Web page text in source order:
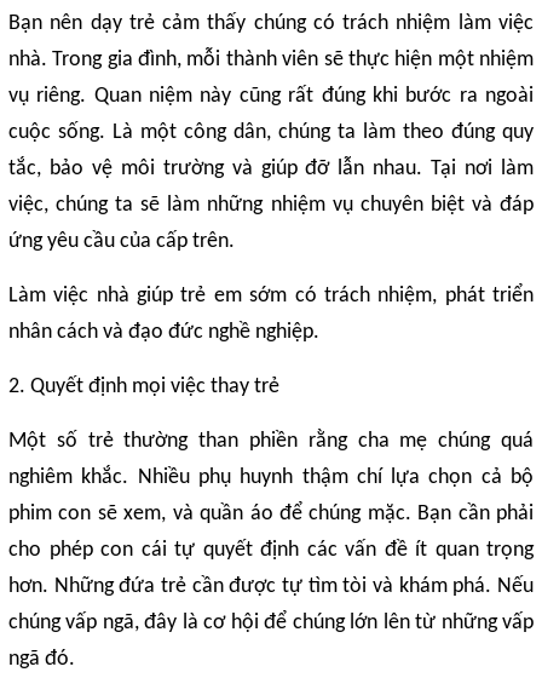
Bạn nên dạy trẻ cảm thấy chúng có trách nhiệm làm việc
nhà. Trong gia đình, mỗi thành viên sẽ thực hiện một nhiệm
vụ riêng. Quan niệm này cũng rất đúng khi bước ra ngoài
cuộc sống. Là một công dân, chúng ta làm theo đúng quy
tắc, bảo vệ môi trường và giúp đỡ lẫn nhau. Tại nơi làm
việc, chúng ta sẽ làm những nhiệm vụ chuyên biệt và đáp
ứng yêu cầu của cấp trên.
Làm việc nhà giúp trẻ em sớm có trách nhiệm, phát triển
nhân cách và đạo đức nghề nghiệp.
2. Quyết định mọi việc thay trẻ
Một số trẻ thường than phiền rằng cha mẹ chúng quá
nghiêm khắc. Nhiều phụ huynh thậm chí lựa chọn cả bộ
phim con sẽ xem, và quần áo để chúng mặc. Bạn cần phải
cho phép con cái tự quyết định các vấn đề ít quan trọng
hơn. Những đứa trẻ cần được tự tìm tòi và khám phá. Nếu
chúng vấp ngã, đây là cơ hội để chúng lớn lên từ những vấp
ngã đó.